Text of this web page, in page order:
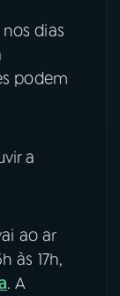
dias
podem
a
ao ar
às 17h,
. A